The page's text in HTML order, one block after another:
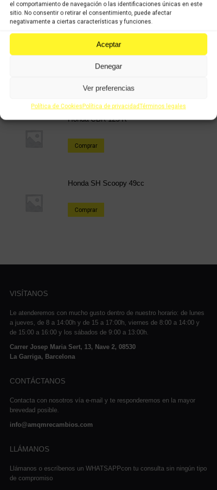
el comportamiento de navegación o las identificaciones únicas en este
sitio. No consentir o retirar el consentimiento, puede afectar
negativamente a ciertas características y funciones.
Aceptar
Denegar
Ver preferencias
Política de CookiesPolítica de privacidadTérminos legales
X
FacebookPinterestLinkedIn
Productos relacionados
Honda Dylan 125cc
Honda CBR 125 R
Comprar
Honda SH Scoopy 49cc
Comprar
VISÍTANOS
Le atenderemos con mucho gusto dentro de nuestro horario: de lunes
a jueves, de 8 a 14:00h y de 15 a 17:00h, viernes de 8:00 a 14:00 y
de 15:00 a 16:00 y los sábados de 9:00 a 13:00h.
Carrer Josep Maria Sert, 13, Nave 2, 08530
La Garriga, Barcelona
CONTÁCTANOS
Contacta con nosotros vía e-mail y te responderemos en la mayor
brevedad posible.
info@amqmrecambios.com
LLÁMANOS
Llámanos o escríbenos un WHATSAPPcon tu consulta sin ningún tipo
de compromiso